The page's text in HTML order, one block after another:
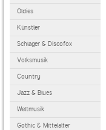
Oldies
Künstler
Schlager & Discofox
Volksmusik
Country
Jazz & Blues
Weltmusik
Gothic & Mittelalter